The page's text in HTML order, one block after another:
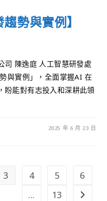
勢與實例】
司 陳逸庭 人工智慧研發處
與實例」，全面掌握AI 在
盼能對有志投入和深耕此領
2025 年 6 月 23 日
3 4 5
6
...
13